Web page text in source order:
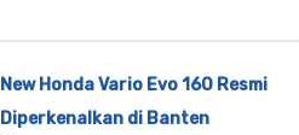
New Honda Vario Evo 160 Resmi
Diperkenalkan di Banten